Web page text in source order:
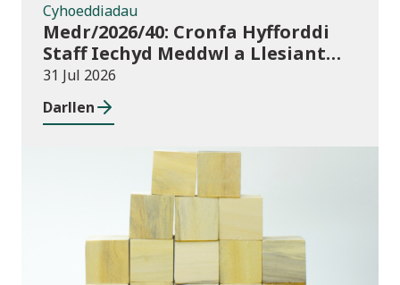
Cyhoeddiadau
Medr/2026/40: Cronfa Hyfforddi
Staff Iechyd Meddwl a Llesiant
Dysgu Oedolion yn y Gymuned
31 Jul 2026
Darllen